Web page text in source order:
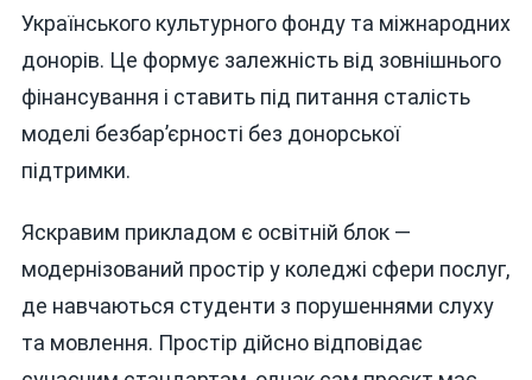
Українського культурного фонду та міжнародних
донорів. Це формує залежність від зовнішнього
фінансування і ставить під питання сталість
моделі безбар’єрності без донорської
підтримки.
Яскравим прикладом є освітній блок —
модернізований простір у коледжі сфери послуг,
де навчаються студенти з порушеннями слуху
та мовлення. Простір дійсно відповідає